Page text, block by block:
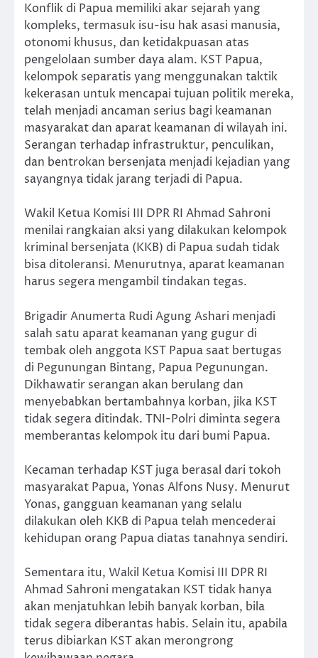
Konflik di Papua memiliki akar sejarah yang
kompleks, termasuk isu-isu hak asasi manusia,
otonomi khusus, dan ketidakpuasan atas
pengelolaan sumber daya alam. KST Papua,
kelompok separatis yang menggunakan taktik
kekerasan untuk mencapai tujuan politik mereka,
telah menjadi ancaman serius bagi keamanan
masyarakat dan aparat keamanan di wilayah ini.
Serangan terhadap infrastruktur, penculikan,
dan bentrokan bersenjata menjadi kejadian yang
sayangnya tidak jarang terjadi di Papua.
Wakil Ketua Komisi III DPR RI Ahmad Sahroni
menilai rangkaian aksi yang dilakukan kelompok
kriminal bersenjata (KKB) di Papua sudah tidak
bisa ditoleransi. Menurutnya, aparat keamanan
harus segera mengambil tindakan tegas.
Brigadir Anumerta Rudi Agung Ashari menjadi
salah satu aparat keamanan yang gugur di
tembak oleh anggota KST Papua saat bertugas
di Pegunungan Bintang, Papua Pegunungan.
Dikhawatir serangan akan berulang dan
menyebabkan bertambahnya korban, jika KST
tidak segera ditindak. TNI-Polri diminta segera
memberantas kelompok itu dari bumi Papua.
Kecaman terhadap KST juga berasal dari tokoh
masyarakat Papua, Yonas Alfons Nusy. Menurut
Yonas, gangguan keamanan yang selalu
dilakukan oleh KKB di Papua telah mencederai
kehidupan orang Papua diatas tanahnya sendiri.
Sementara itu, Wakil Ketua Komisi III DPR RI
Ahmad Sahroni mengatakan KST tidak hanya
akan menjatuhkan lebih banyak korban, bila
tidak segera diberantas habis. Selain itu, apabila
terus dibiarkan KST akan merongrong